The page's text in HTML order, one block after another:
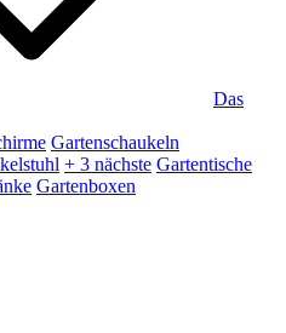
Das
Gartenschaukeln
+ 3 nächste Gartentische
Gartenboxen